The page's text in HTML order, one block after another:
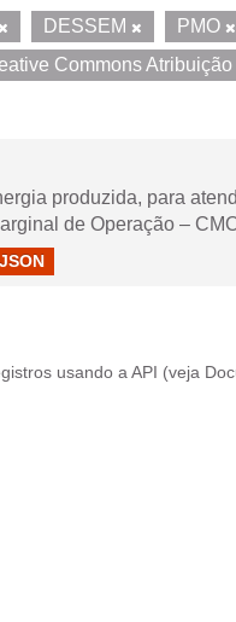
DESSEM PMO
Commons Atribuição
produzida, para
de Operação –
JSON
usando a API (veja